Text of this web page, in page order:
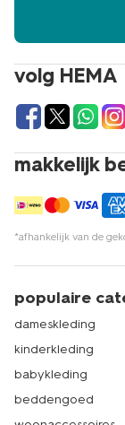
volg HEMA
makkelijk
*afhankelijk van de
populaire
dameskleding
kinderkleding
babykleding
beddengoed